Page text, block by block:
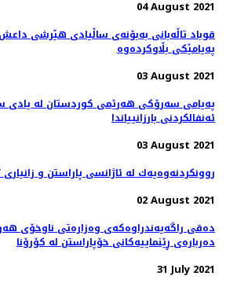
04 August 2021
قوباد تاڵەبانی بەبۆنەی ساڵیادی هێرشی
پەیامێکی بڵاوکردەوە
03 August 2021
پەیامی سەرۆکی هەرێمی کوردستان له‌
ئه‌نفالكردنى بارزانيياندا
03 August 2021
روونكردنه‌وه‌یه‌ك له‌ ئاژانسی پاراستن و زانیاری
02 August 2021
دەقی راگەیەندراوەکەی وەزارەتی ناوخۆی
دەربارەی ڕێنماییەکانی خۆپاراستن لە کۆرۆنا
31 July 2021